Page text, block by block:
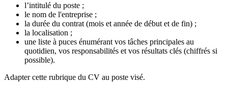
l’intitulé du poste ;
le nom de l'entreprise ;
la durée du contrat (mois et année de début et de fin) ;
la localisation ;
une liste à puces énumérant vos tâches principales au
quotidien, vos responsabilités et vos résultats clés (chiffrés si
possible).
Adapter cette rubrique du CV au poste visé.